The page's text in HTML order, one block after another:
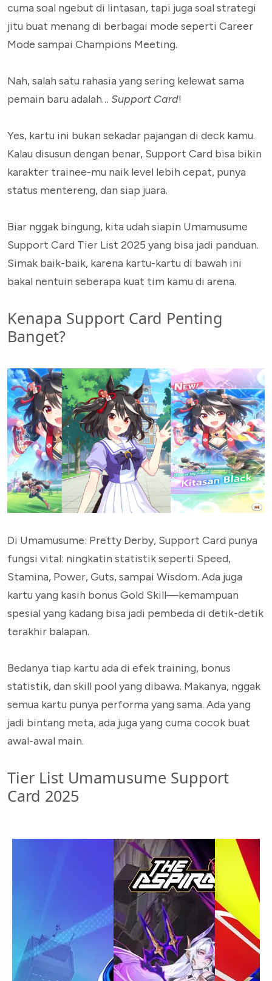
cuma soal ngebut di lintasan, tapi juga soal strategi
jitu buat menang di berbagai mode seperti Career
Mode sampai Champions Meeting.
Nah, salah satu rahasia yang sering kelewat sama
pemain baru adalah… Support Card!
Yes, kartu ini bukan sekadar pajangan di deck kamu.
Kalau disusun dengan benar, Support Card bisa bikin
karakter trainee-mu naik level lebih cepat, punya
status mentereng, dan siap juara.
Biar nggak bingung, kita udah siapin Umamusume
Support Card Tier List 2025 yang bisa jadi panduan.
Simak baik-baik, karena kartu-kartu di bawah ini
bakal nentuin seberapa kuat tim kamu di arena.
Kenapa Support Card Penting
Banget?
Di Umamusume: Pretty Derby, Support Card punya
fungsi vital: ningkatin statistik seperti Speed,
Stamina, Power, Guts, sampai Wisdom. Ada juga
kartu yang kasih bonus Gold Skill—kemampuan
spesial yang kadang bisa jadi pembeda di detik-detik
terakhir balapan.
Bedanya tiap kartu ada di efek training, bonus
statistik, dan skill pool yang dibawa. Makanya, nggak
semua kartu punya performa yang sama. Ada yang
jadi bintang meta, ada juga yang cuma cocok buat
awal-awal main.
Tier List Umamusume Support
Card 2025